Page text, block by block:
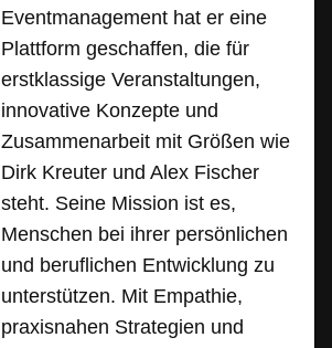
Eventmanagement hat er eine
Plattform geschaffen, die für
erstklassige Veranstaltungen,
innovative Konzepte und
Zusammenarbeit mit Größen wie
Dirk Kreuter und Alex Fischer
steht. Seine Mission ist es,
Menschen bei ihrer persönlichen
und beruflichen Entwicklung zu
unterstützen. Mit Empathie,
praxisnahen Strategien und